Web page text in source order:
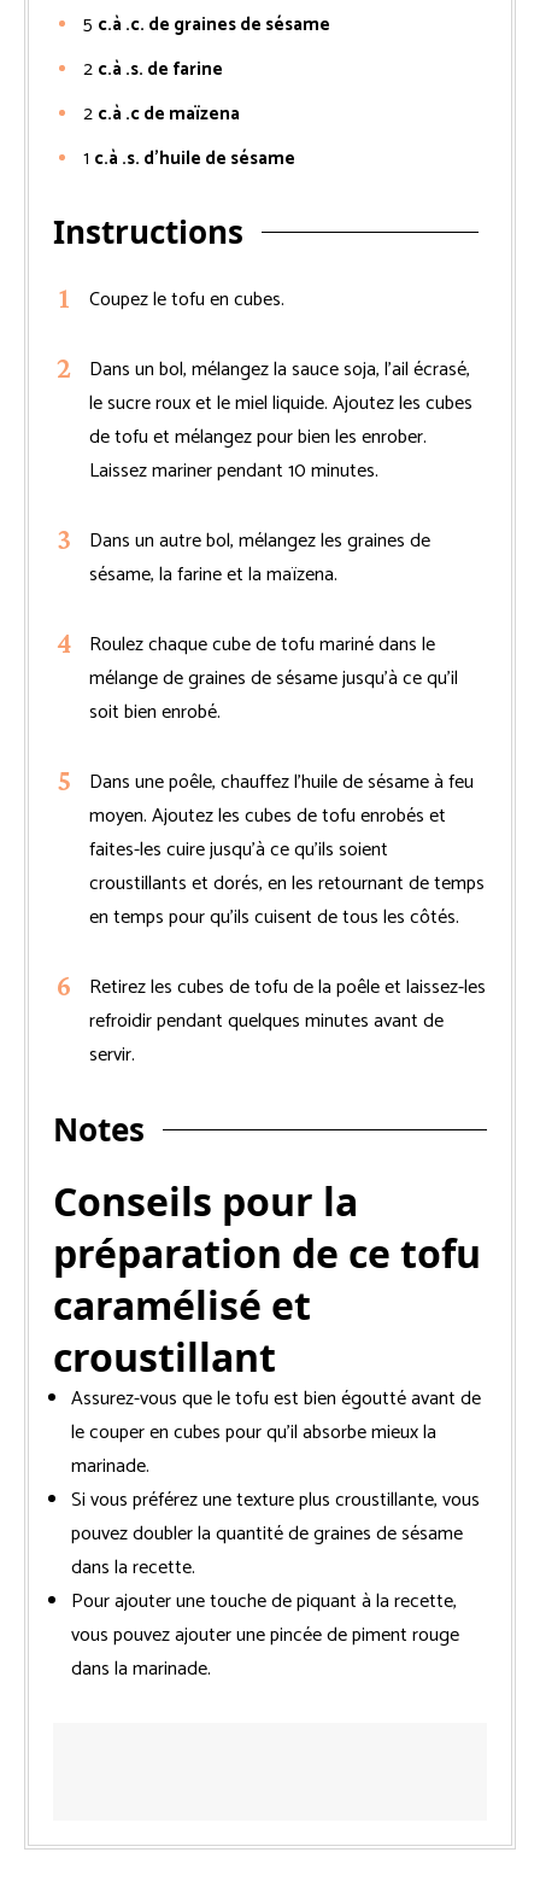
5 c.à .c. de graines de sésame
2 c.à .s. de farine
2 c.à .c de maïzena
1 c.à .s. d’huile de sésame
Instructions
Coupez le tofu en cubes.
Dans un bol, mélangez la sauce soja, l’ail écrasé,
le sucre roux et le miel liquide. Ajoutez les cubes
de tofu et mélangez pour bien les enrober.
Laissez mariner pendant 10 minutes.
Dans un autre bol, mélangez les graines de
sésame, la farine et la maïzena.
Roulez chaque cube de tofu mariné dans le
mélange de graines de sésame jusqu’à ce qu’il
soit bien enrobé.
Dans une poêle, chauffez l’huile de sésame à feu
moyen. Ajoutez les cubes de tofu enrobés et
faites-les cuire jusqu’à ce qu’ils soient
croustillants et dorés, en les retournant de temps
en temps pour qu’ils cuisent de tous les côtés.
Retirez les cubes de tofu de la poêle et laissez-les
refroidir pendant quelques minutes avant de
servir.
Notes
Conseils pour la
préparation de ce tofu
caramélisé et
croustillant
Assurez-vous que le tofu est bien égoutté avant de
le couper en cubes pour qu’il absorbe mieux la
marinade.
Si vous préférez une texture plus croustillante, vous
pouvez doubler la quantité de graines de sésame
dans la recette.
Pour ajouter une touche de piquant à la recette,
vous pouvez ajouter une pincée de piment rouge
dans la marinade.